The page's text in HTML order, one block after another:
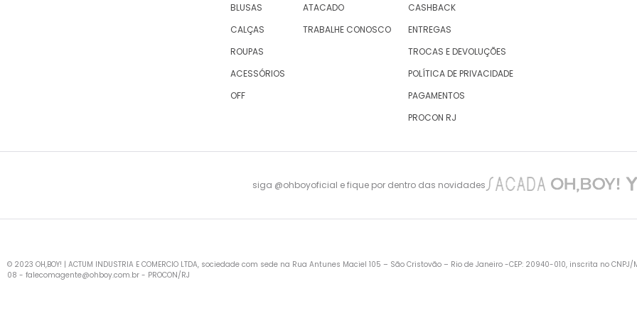
BLUSAS
CALÇAS
ROUPAS
ACESSÓRIOS
OFF
ATACADO
TRABALHE CONOSCO
CASHBACK
ENTREGAS
TROCAS E DEVOLUÇÕES
POLÍTICA DE PRIVACIDADE
PAGAMENTOS
PROCON RJ
siga @ohboyoficial e fique por dentro das novidades
© 2023 OH,BOY! | ACTUM INDUSTRIA E COMERCIO LTDA, sociedade com sede na Rua Antunes Maciel 105 – São Cristovão – Rio de Janeiro -CEP: 20940-010, inscrita no
08 - falecomagente@ohboy.com.br - PROCON/RJ